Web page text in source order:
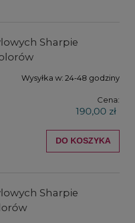
Sharpie
Wysyłka w: 24-48 godziny
Cena:
190,00 zł
DO KOSZYKA
Sharpie